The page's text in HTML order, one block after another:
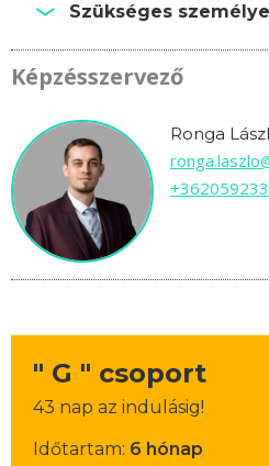
Szükséges
Képzésszervező
Ronga
" G " csoport
43 nap az indulásig!
Időtartam: 6 hónap